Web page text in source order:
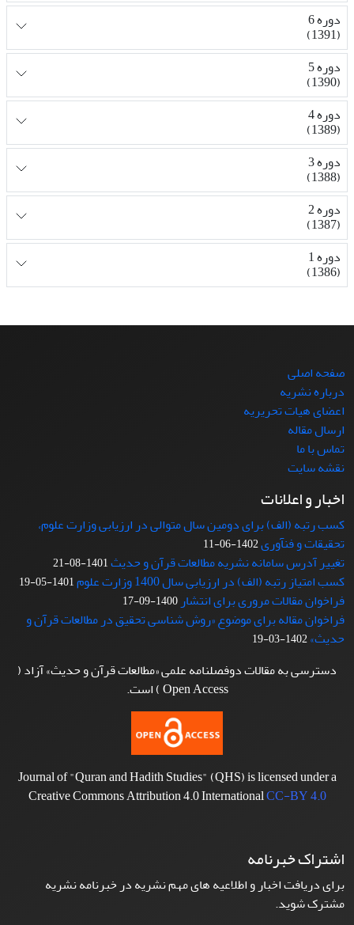
دوره 6
(1391)
دوره 5
(1390)
دوره 4
(1389)
دوره 3
(1388)
دوره 2
(1387)
دوره 1
(1386)
صفحه اصلی
درباره نشریه
اعضای هیات تحریریه
ارسال مقاله
تماس با ما
نقشه سایت
اخبار و اعلانات
کسب رتبه (الف) برای دومین سال متوالی در ارزیابی وزارت علوم،
تحقیقات و فنآوری1402-06-11
تغییر آدرس سامانه نشریه مطالعات قرآن و حدیث1401-08-21
کسب امتیاز رتبه (الف) در ارزیابی سال 1400 وزارت علوم 1401-05-19
فراخوان مقالات مروری برای انتشار 1400-09-17
فراخوان مقاله برای موضوع «روش شناسی تحقیق در مطالعات قرآن و
حدیث»1402-03-19
دسترسی به مقالات دوفصلنامه علمی «مطالعات قرآن و حدیث» آزاد (
Open Access ) است.
Journal of "Quran and Hadith Studies" (QHS) is licensed under a
Creative Commons Attribution 4.0 InternationalCC-BY 4.0
اشتراک خبرنامه
برای دریافت اخبار و اطلاعیه های مهم نشریه در خبرنامه نشریه
مشترک شوید.